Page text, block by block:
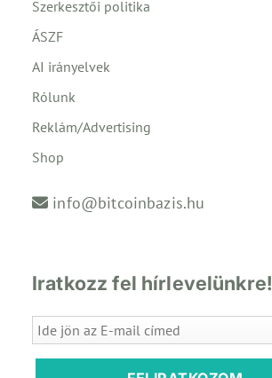
Szerkesztői politika
ÁSZF
AI irányelvek
Rólunk
Reklám/Advertising
Shop
info@bitcoinbazis.hu
Iratkozz fel hírlevelünkre!